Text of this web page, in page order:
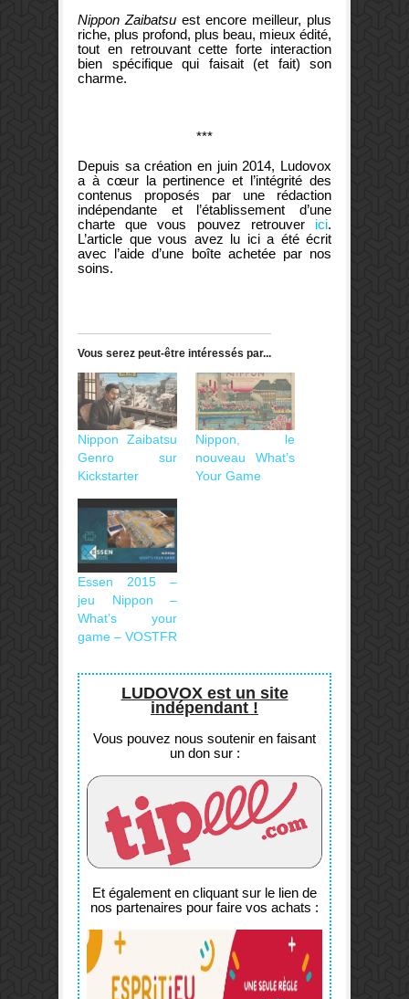
Nippon Zaibatsu est encore meilleur, plus
riche, plus profond, plus beau, mieux édité,
tout en retrouvant cette forte interaction
bien spécifique qui faisait (et fait) son
charme.
***
Depuis sa création en juin 2014, Ludovox
a à cœur la pertinence et l’intégrité des
contenus proposés par une rédaction
indépendante et l’établissement d’une
charte que vous pouvez retrouver ici.
L’article que vous avez lu ici a été écrit
avec l’aide d’une boîte achetée par nos
soins.
Vous serez peut-être intéressés par...
Nippon Zaibatsu
Genro sur
Kickstarter
Nippon, le
nouveau What’s
Your Game
Essen 2015 –
jeu Nippon –
What’s your
game – VOSTFR
LUDOVOX est un site
indépendant !
Vous pouvez nous soutenir en faisant
un don sur :
Et également en cliquant sur le lien de
nos partenaires pour faire vos achats :